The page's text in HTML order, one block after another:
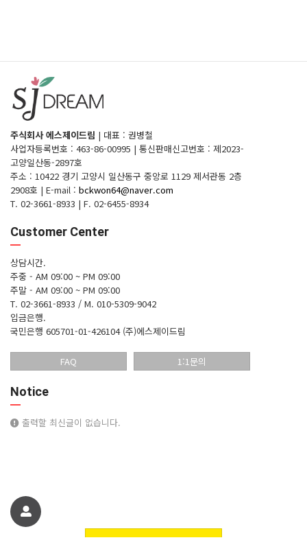
주식회사 에스제이드림 | 대표 : 권병철
사업자등록번호 : 463-86-00995 | 통신판매신고번호 : 제2023-
고양일산동-2897호
주소 : 10422 경기 고양시 일산동구 중앙로 1129 제서관동 2층
2908호 | E-mail : bckwon64@naver.com
T. 02-3661-8933 | F. 02-6455-8934
Customer Center
상담시간.
주중 - AM 09:00 ~ PM 09:00
주말 - AM 09:00 ~ PM 09:00
T. 02-3661-8933 / M. 010-5309-9042
입금은행.
국민은행 605701-01-426104 (주)에스제이드림
FAQ 1:1문의
Notice
출력할 최신글이 없습니다.
친구에게 추천하기